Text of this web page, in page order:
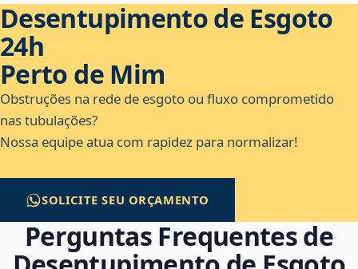
Desentupimento de Esgoto
24h
Perto de Mim
Obstruções na rede de esgoto ou fluxo comprometido
nas tubulações?
Nossa equipe atua com rapidez para normalizar!
SOLICITE SEU ORÇAMENTO
Perguntas Frequentes de